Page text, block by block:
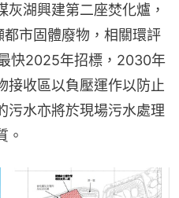
湖興建第二座焚化爐，
市固體廢物，相關環評
快2025年招標，2030年
接收區以負壓運作以防止
污水亦將於現場污水處理
。